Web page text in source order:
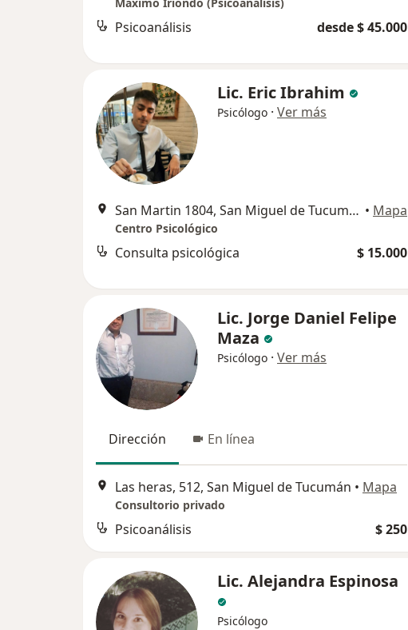
Máximo Iriondo (Psicoanálisis)
Psicoanálisis desde $ 45.000
Lic. Eric Ibrahim
Psicólogo · Ver más
San Martin 1804, San Miguel de Tucumán • Mapa
Centro Psicológico
Consulta psicológica $ 15.000
Lic. Jorge Daniel Felipe
Maza
Psicólogo · Ver más
Dirección En línea
Las heras, 512, San Miguel de Tucumán • Mapa
Consultorio privado
Psicoanálisis $ 250
Lic. Alejandra Espinosa
Psicólogo